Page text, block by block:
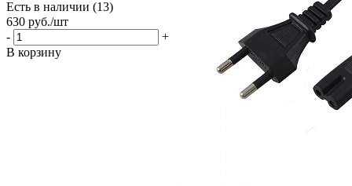
Есть в наличии (13)
630 руб./шт
-
+
В корзину